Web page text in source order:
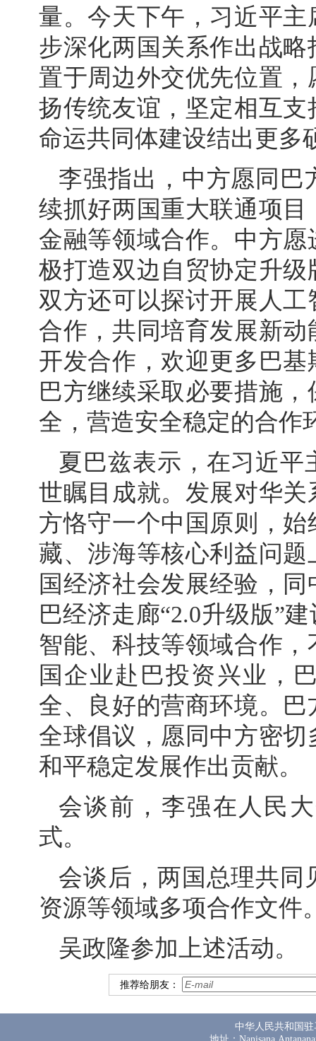
量。今天下午，习近平
步深化两国关系作出战
置于周边外交优先位置
扬传统友谊，坚定相互
命运共同体建设结出更多
李强指出，中方愿同巴
续抓好两国重大联通项
金融等领域合作。中方
极打造双边自贸协定升
双方还可以探讨开展人
合作，共同培育发展新
开发合作，欢迎更多巴
巴方继续采取必要措施
全，营造安全稳定的合作
夏巴兹表示，在习近
世瞩目成就。发展对华
方恪守一个中国原则，
藏、涉海等核心利益问
国经济社会发展经验，
巴经济走廊“2.0升级版”
智能、科技等领域合作
国企业赴巴投资兴业，
全、良好的营商环境。
全球倡议，愿同中方密
和平稳定发展作出贡献。
会谈前，李强在人民
式。
会谈后，两国总理共同
资源等领域多项合作文件
吴政隆参加上述活动。
推荐给朋友：
中华人民共和国